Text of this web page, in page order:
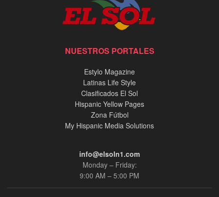
NUESTROS PORTALES
Estylo Magazine
Latinas Life Style
Clasificados El Sol
Hispanic Yellow Pages
Zona Fútbol
My Hispanic Media Solutions
info@elsoln1.com
Monday – Friday:
9:00 AM – 5:00 PM